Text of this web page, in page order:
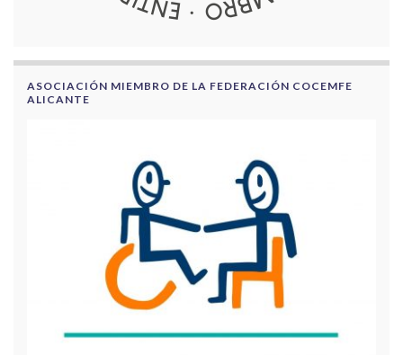
ASOCIACIÓN MIEMBRO DE LA FEDERACIÓN COCEMFE
ALICANTE